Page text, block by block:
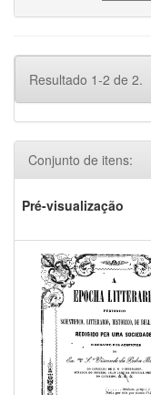
Resultado 1-2 de 2.
Conjunto de itens:
Pré-visualização